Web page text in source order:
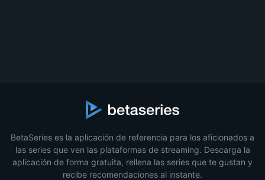
BetaSeries es la aplicación de referencia para los aficionados a
las series que ven las plataformas de streaming. Descarga la
aplicación de forma gratuita, rellena las series que te gustan y
recibe recomendaciones al instante.